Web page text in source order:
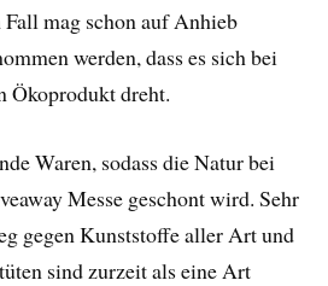
mag schon auf Anhieb
werden, dass es sich bei
Ökoprodukt dreht.
Waren, sodass die Natur bei
Messe geschont wird. Sehr
gegen Kunststoffe aller Art und
sind zurzeit als eine Art